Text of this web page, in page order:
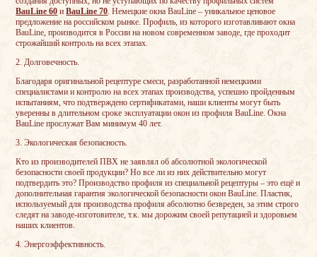
BauLine 60 иBauLine 70 . Немецкие окна BauLine – уникальное ценовое
предложение на российском рынке. Профиль, из которого изготавливают окна
BauLine, производится в России на новом современном заводе, где проходит
строжайший контроль на всех этапах.
2. Долговечность.
Благодаря оригинальной рецептуре смеси, разработанной немецкими
специалистами и контролю на всех этапах производства, успешно пройденным
испытаниям, что подтверждено сертификатами, наши клиенты могут быть
уверенны в длительном сроке эксплуатации окон из профиля BauLine. Окна
BauLine прослужат Вам минимум 40 лет.
3. Экологическая безопасность.
Кто из производителей ПВХ не заявлял об абсолютной экологической
безопасности своей продукции? Но все ли из них действительно могут
подтвердить это? Производство профиля из специальной рецептуры – это ещё и
дополнительная гарантия экологической безопасности окон BauLine. Пластик,
используемый для производства профиля абсолютно безвреден, за этим строго
следят на заводе-изготовителе, т.к. мы дорожим своей репутацией и здоровьем
наших клиентов.
4. Энергоэффективность.